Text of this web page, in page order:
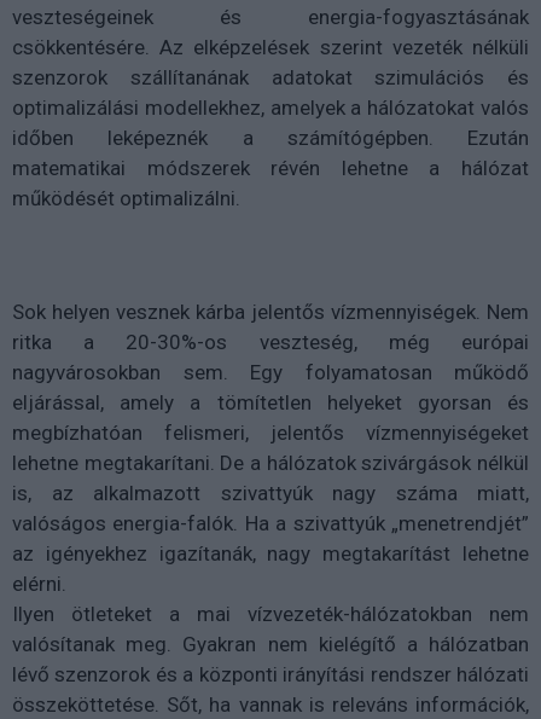
veszteségeinek és energia-fogyasztásának
csökkentésére. Az elképzelések szerint vezeték nélküli
szenzorok szállítanának adatokat szimulációs és
optimalizálási modellekhez, amelyek a hálózatokat valós
időben leképeznék a számítógépben. Ezután
matematikai módszerek révén lehetne a hálózat
működését optimalizálni.
Sok helyen vesznek kárba jelentős vízmennyiségek. Nem
ritka a 20-30%-os veszteség, még európai
nagyvárosokban sem. Egy folyamatosan működő
eljárással, amely a tömítetlen helyeket gyorsan és
megbízhatóan felismeri, jelentős vízmennyiségeket
lehetne megtakarítani. De a hálózatok szivárgások nélkül
is, az alkalmazott szivattyúk nagy száma miatt,
valóságos energia-falók. Ha a szivattyúk „menetrendjét”
az igényekhez igazítanák, nagy megtakarítást lehetne
elérni.
Ilyen ötleteket a mai vízvezeték-hálózatokban nem
valósítanak meg. Gyakran nem kielégítő a hálózatban
lévő szenzorok és a központi irányítási rendszer hálózati
összeköttetése. Sőt, ha vannak is releváns információk,